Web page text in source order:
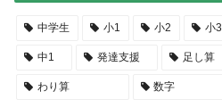
中学生 小1 小2 小3
中1 発達支援 足し算
わり算 数字